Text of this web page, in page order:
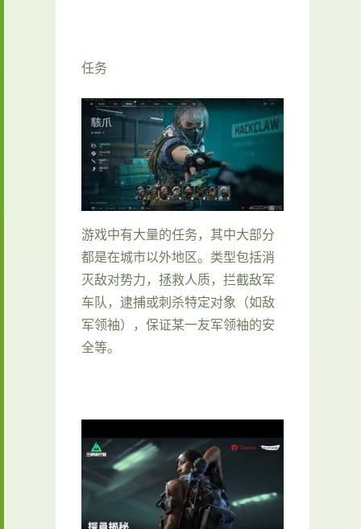
任务
游戏中有大量的任务，其中大部分
都是在城市以外地区。类型包括消
灭敌对势力，拯救人质，拦截敌军
车队，逮捕或刺杀特定对象（如敌
军领袖），保证某一友军领袖的安
全等。